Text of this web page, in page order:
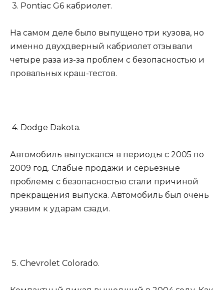
3. Pontiac G6 кабриолет.
На самом деле было выпущено три кузова, но
именно двухдверный кабриолет отзывали
четыре раза из-за проблем с безопасностью и
провальных краш-тестов.
4. Dodge Dakota.
Автомобиль выпускался в периоды с 2005 по
2009 год. Слабые продажи и серьезные
проблемы с безопасностью стали причиной
прекращения выпуска. Автомобиль был очень
уязвим к ударам сзади.
5. Chevrolet Colorado.